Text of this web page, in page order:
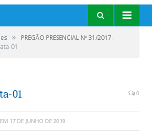
»
PREGÃO PRESENCIAL Nº 31/2017-
01
01 0
EM 17 DE JUNHO DE 2019